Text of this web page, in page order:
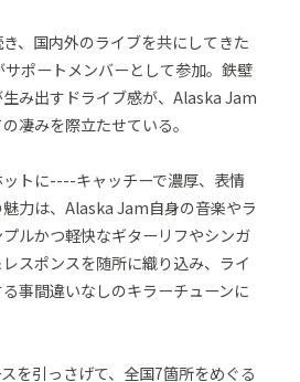
、国内外のライブを共にしてきた
サポートメンバーとして参加。鉄壁
み出すドライブ感が、Alaska Jam
凄みを際立たせている。
トに----キャッチーで濃厚、表情
力は、Alaska Jam自身の音楽やラ
ルかつ軽快なギターリフやシンガ
スポンスを随所に織り込み、ライ
事間違いなしのキラーチューンに
を引っさげて、全国7箇所をめぐる